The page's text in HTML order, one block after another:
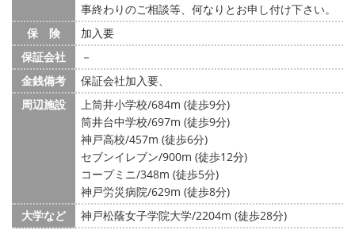
事終わりのご相談等、何なりとお申し付け下さい。
保 険
加入要
保証会社
－
金銭備考
保証会社加入要、
周辺施設
上筒井小学校/684m (徒歩9分)
筒井台中学校/697m (徒歩9分)
神戸高校/457m (徒歩6分)
セブンイレブン/900m (徒歩12分)
コープミニ/348m (徒歩5分)
神戸労災病院/629m (徒歩8分)
大学など
神戸松蔭女子学院大学/2204m (徒歩28分)